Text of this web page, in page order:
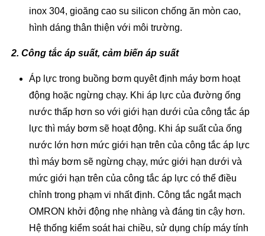
inox 304, gioăng cao su silicon chống ăn mòn cao,
hình dáng thân thiện với môi trường.
2. Công tắc áp suất, cảm biến áp suất
Áp lực trong buồng bơm quyêt định máy bơm hoạt
động hoặc ngừng chạy. Khi áp lực của đường ống
nước thấp hơn so với giới hạn dưới của công tắc áp
lực thì máy bơm sẽ hoạt động. Khi áp suất của ống
nước lớn hơn mức giới hạn trên của công tắc áp lực
thì máy bơm sẽ ngừng chạy, mức giới hạn dưới và
mức giới hạn trên của công tắc áp lực có thể điều
chỉnh trong phạm vi nhất định. Công tắc ngắt mạch
OMRON khởi động nhẹ nhàng và đáng tin cậy hơn.
Hệ thống kiểm soát hai chiều, sử dụng chíp máy tính